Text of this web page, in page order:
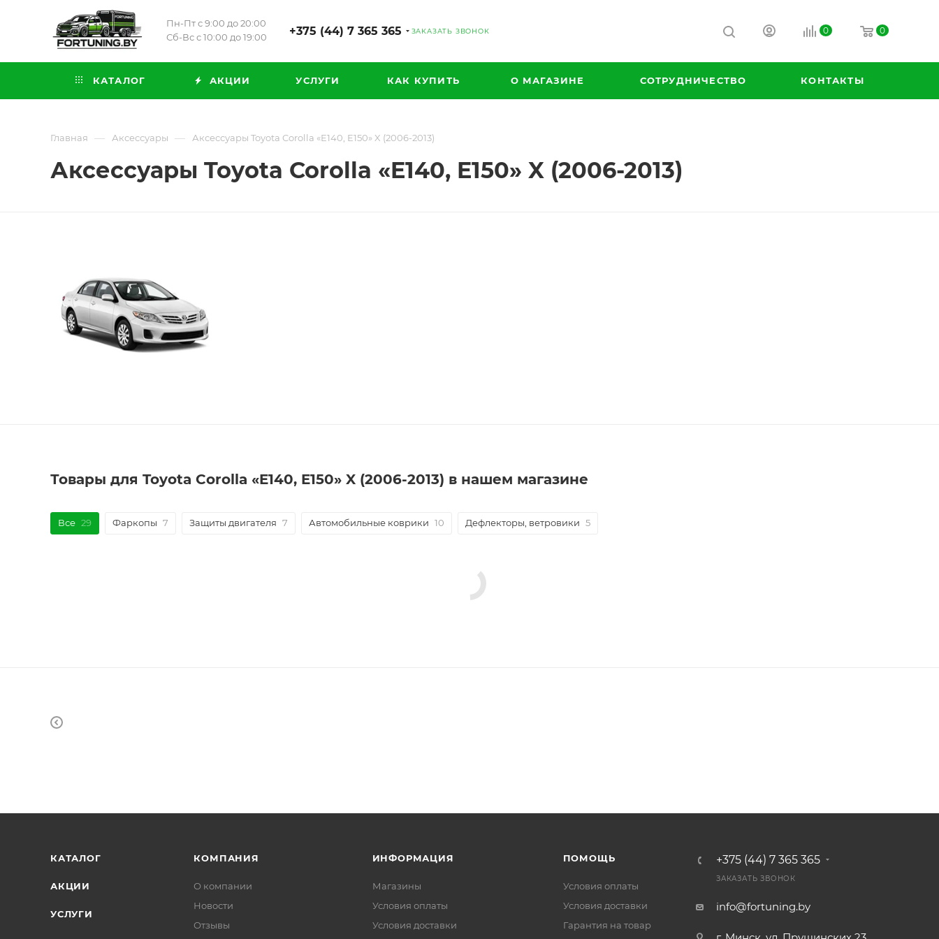
Пн-Пт с 9:00 до 20:00
Сб-Вс с 10:00 до 19:00
+375 (44) 7 365 365 ЗАКАЗАТЬ ЗВОНОК 0 0
КАТАЛОГ АКЦИИ УСЛУГИ КАК КУПИТЬ О МАГАЗИНЕ СОТРУДНИЧЕСТВО КОНТАКТЫ
Главная — Аксессуары — Аксессуары Toyota Corolla «E140, E150» X (2006-2013)
Аксессуары Toyota Corolla «E140, E150» X (2006-2013)
Товары для Toyota Corolla «E140, E150» X (2006-2013) в нашем магазине
Все 29 Фаркопы 7 Защиты двигателя 7 Автомобильные коврики 10 Дефлекторы, ветровики 5
КАТАЛОГ
АКЦИИ
УСЛУГИ
КОМПАНИЯ
О компании
Новости
Отзывы
ИНФОРМАЦИЯ
Магазины
Условия оплаты
Условия доставки
ПОМОЩЬ
Условия оплаты
Условия доставки
Гарантия на товар
+375 (44) 7 365 365
ЗАКАЗАТЬ ЗВОНОК
info@fortuning.by